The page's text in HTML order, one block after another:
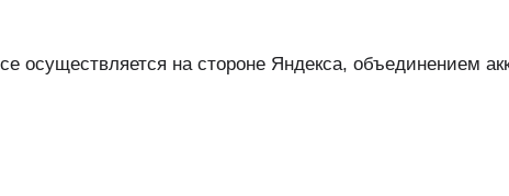
осуществляется на стороне Яндекса, объединением